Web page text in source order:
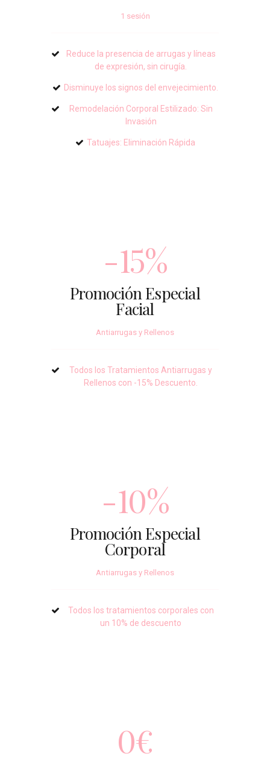
1 sesión
Reduce la presencia de arrugas y líneas
de expresión, sin cirugía.
Disminuye los signos del envejecimiento.
Remodelación Corporal Estilizado: Sin
Invasión
Tatuajes: Eliminación Rápida
-15%
Promoción Especial
Facial
Antiarrugas y Rellenos
Todos los Tratamientos Antiarrugas y
Rellenos con -15% Descuento.
-10%
Promoción Especial
Corporal
Antiarrugas y Rellenos
Todos los tratamientos corporales con
un 10% de descuento
0€